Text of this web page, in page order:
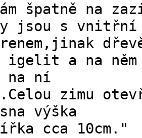
špatně na
jsou s
igelit a na něm
na ní
zimu
výška
cca 10cm."